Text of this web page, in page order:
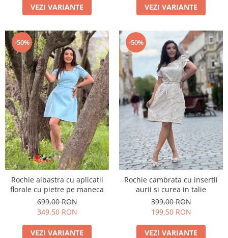
VEZI VARIANTE VEZI VARIANTE
-50%
Rochie albastra cu aplicatii
florale cu pietre pe maneca
699,00 RON
349,50 RON
VEZI VARIANTE
-50%
Rochie cambrata cu insertii
aurii si curea in talie
399,00 RON
199,50 RON
VEZI VARIANTE